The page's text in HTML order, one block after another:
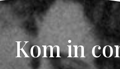
Kom in